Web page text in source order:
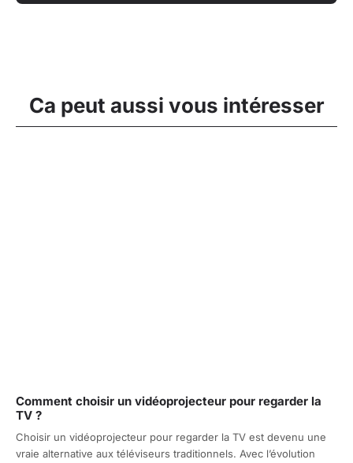
Ca peut aussi vous intéresser
Comment choisir un vidéoprojecteur pour regarder la
TV ?
Choisir un vidéoprojecteur pour regarder la TV est devenu une
vraie alternative aux téléviseurs traditionnels. Avec l’évolution